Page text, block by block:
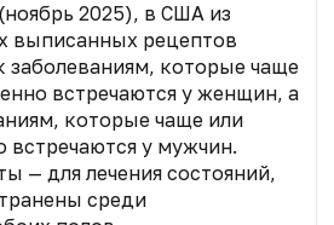
2025), в США из
выписанных рецептов
заболеваниям, которые чаще
встречаются у женщин, а
которые чаще или
у мужчин.
— для лечения состояний,
среди